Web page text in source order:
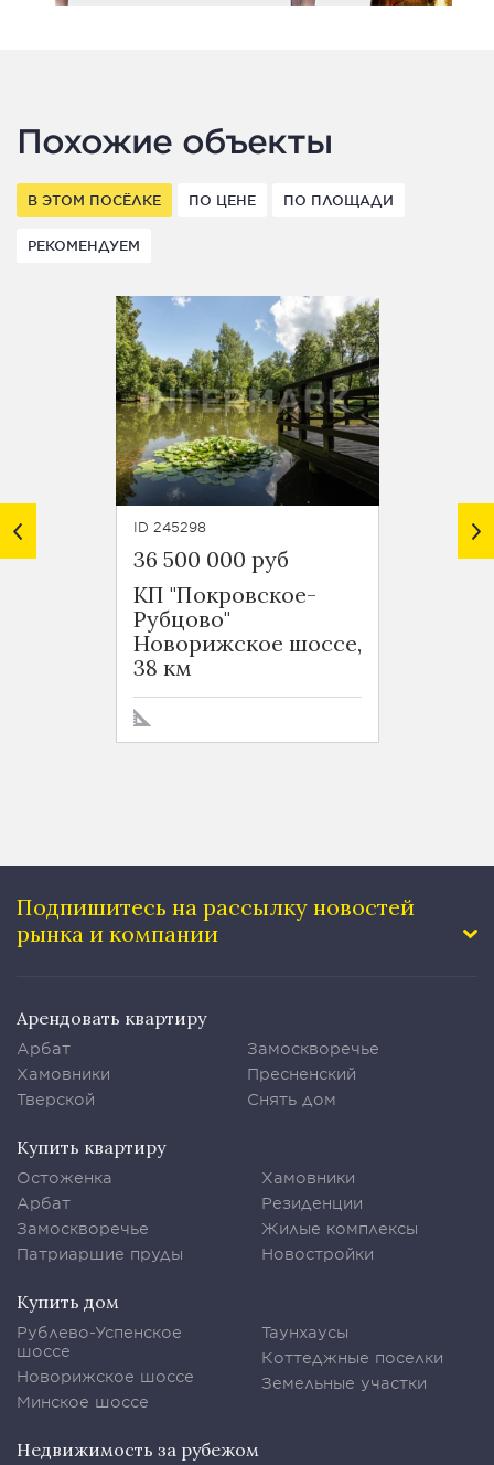
Похожие объекты
В ЭТОМ ПОСЁЛКЕ ПО ЦЕНЕ ПО ПЛОЩАДИ
РЕКОМЕНДУЕМ
ID 245298
36 500 000 руб
КП "Покровское-
Рубцово"
Новорижское шоссе,
38 км
ID
28
Подпишитесь на рассылку новостей
рынка и компании
Арендовать квартиру
Арбат
Хамовники
Тверской
Замоскворечье
Пресненский
Снять дом
Купить квартиру
Остоженка
Арбат
Замоскворечье
Патриаршие пруды
Хамовники
Резиденции
Жилые комплексы
Новостройки
Купить дом
Рублево-Успенское
шоссе
Новорижское шоссе
Минское шоссе
Таунхаусы
Коттеджные поселки
Земельные участки
Недвижимость за рубежом